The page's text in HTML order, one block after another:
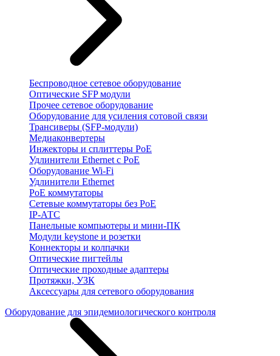
Беспроводное сетевое оборудование
Оптические SFP модули
Прочее сетевое оборудование
Оборудование для усиления сотовой связи
Трансиверы (SFP-модули)
Медиаконвертеры
Инжекторы и сплиттеры PoE
Удлинители Ethernet с PoE
Оборудование Wi-Fi
Удлинители Ethernet
PoE коммутаторы
Сетевые коммутаторы без PoE
IP-АТС
Панельные компьютеры и мини-ПК
Модули keystone и розетки
Коннекторы и колпачки
Оптические пигтейлы
Оптические проходные адаптеры
Протяжки, УЗК
Аксессуары для сетевого оборудования
Оборудование для эпидемиологического контроля